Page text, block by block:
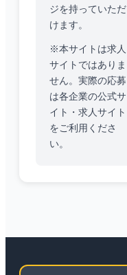
ジを持っていただ
けます。
※本サイトは求人
サイトではありま
せん。実際の応募
は各企業の公式サ
イト・求人サイト
をご利用くださ
い。